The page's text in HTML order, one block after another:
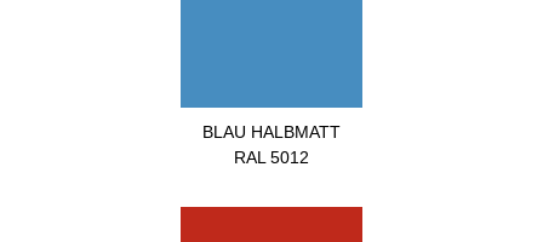
BLAU HALBMATT
RAL 5012